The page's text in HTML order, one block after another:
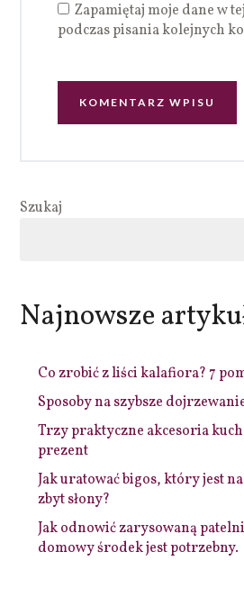
Zapamiętaj moje dane w
podczas pisania kolejnych
Szukaj
Najnowsze
Co zrobić z liści kalafiora? 7
Sposoby na szybsze
Trzy praktyczne akcesoria
prezent
Jak uratować bigos, który jest
zbyt słony?
Jak odnowić zarysowaną
domowy środek jest potrzebny.